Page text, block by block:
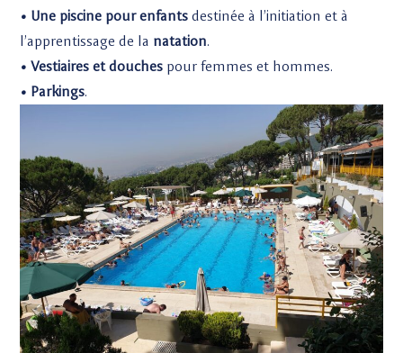
• Une piscine pour enfants destinée à l’initiation et à
l’apprentissage de la natation.
• Vestiaires et douches pour femmes et hommes.
• Parkings.